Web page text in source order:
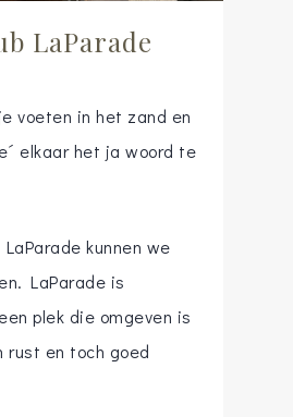
LaParade
voeten in het zand en
elkaar het ja woord te
kunnen we
LaParade is
plek die omgeven is
rust en toch goed